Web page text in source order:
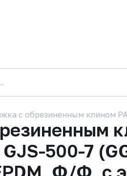
с обрезиненным клином
500-7